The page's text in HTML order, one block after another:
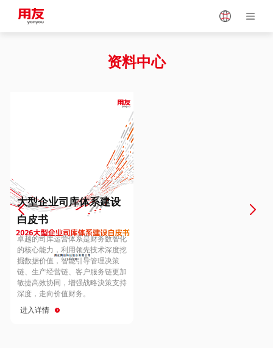
Vietnam
Europe
Hungary
Hong Kong
资料中心
大型企业司库体系建设
白皮书
卓越的司库运营体系是财务数智化
的核心能力，利用领先技术深度挖
掘数据价值，智能引导管理决策
链、生产经营链、客户服务链更加
敏捷高效协同，增强战略決策支持
深度，走向价值财务。
进入详情